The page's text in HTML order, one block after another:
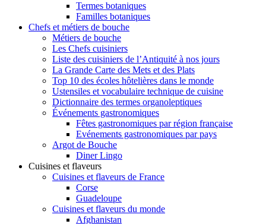
Termes botaniques
Familles botaniques
Chefs et métiers de bouche
Métiers de bouche
Les Chefs cuisiniers
Liste des cuisiniers de l’Antiquité à nos jours
La Grande Carte des Mets et des Plats
Top 10 des écoles hôtelières dans le monde
Ustensiles et vocabulaire technique de cuisine
Dictionnaire des termes organoleptiques
Événements gastronomiques
Fêtes gastronomiques par région française
Evénements gastronomiques par pays
Argot de Bouche
Diner Lingo
Cuisines et flaveurs
Cuisines et flaveurs de France
Corse
Guadeloupe
Cuisines et flaveurs du monde
Afghanistan